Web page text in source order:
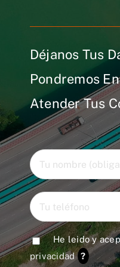
Déjanos Tus
Pondremos
Atender Tus
He leido y
privacidad ?